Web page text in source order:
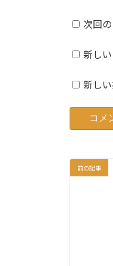
次回
新し
新し
前の記事